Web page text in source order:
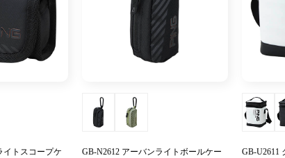
イトスコープケ
GB-N2612 アーバンライトボールケー
GB-U2611